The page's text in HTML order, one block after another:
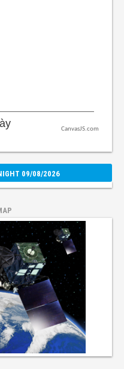
CanvasJS.com
09/08/2026